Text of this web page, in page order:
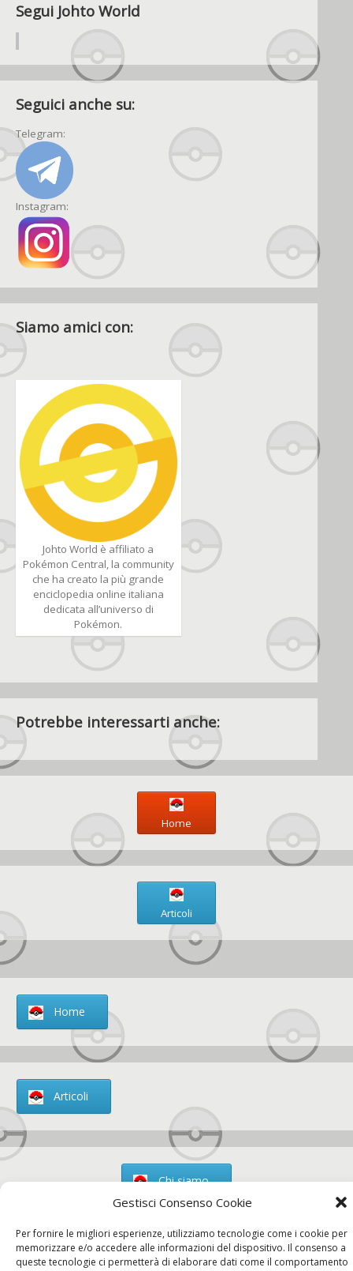
Gestisci Consenso Cookie
Per fornire le migliori esperienze, utilizziamo tecnologie come i cookie per
memorizzare e/o accedere alle informazioni del dispositivo. Il consenso a
queste tecnologie ci permetterà di elaborare dati come il comportamento
Segui Johto World
Seguici anche su:
Telegram:
Instagram:
Siamo amici con:
Johto World è affiliato a
Pokémon Central, la community
che ha creato la più grande
enciclopedia online italiana
dedicata all’universo di
Pokémon.
Potrebbe interessarti anche:
Home
Articoli
Home
Articoli
Chi siamo
Contatti